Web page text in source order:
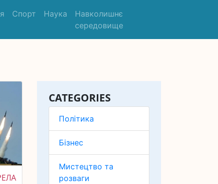
Спорт Наука
Навколишнє
середовище
CATEGORIES
Політика
Бізнес
Мистецтво та
розваги